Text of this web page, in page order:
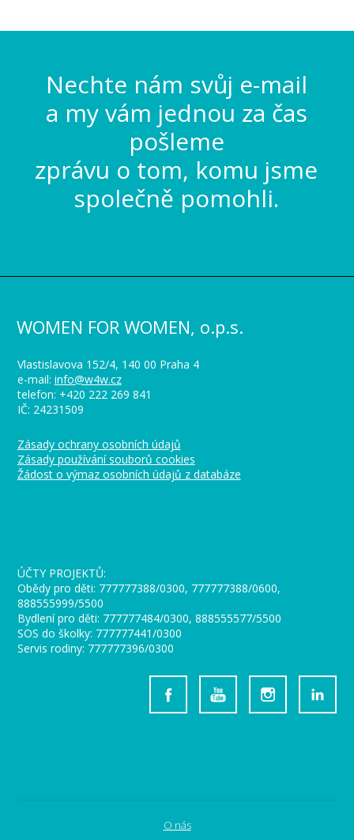
Nechte nám svůj e-mail
a my vám jednou za čas
pošleme
zprávu o tom, komu jsme
společně pomohli.
WOMEN FOR WOMEN, o.p.s.
Vlastislavova 152/4, 140 00 Praha 4
e-mail: info@w4w.cz
telefon: +420 222 269 841
IČ: 24231509
Zásady ochrany osobních údajů
Zásady používání souborů cookies
Žádost o výmaz osobních údajů z databáze
ÚČTY PROJEKTŮ:
Obědy pro děti: 777777388/0300, 777777388/0600,
888555999/5500
Bydlení pro děti: 777777484/0300, 888555577/5500
SOS do školky: 777777441/0300
Servis rodiny: 777777396/0300
O nás